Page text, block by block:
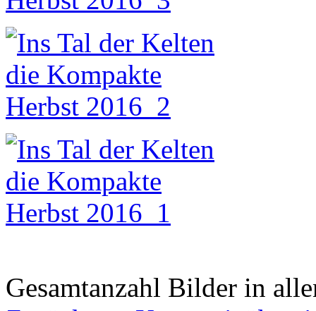
Gesamtanzahl Bilder in